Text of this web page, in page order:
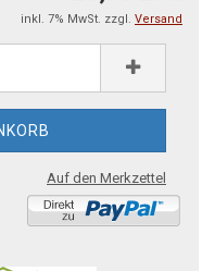
inkl. 7% MwSt. zzgl. Versand
Auf den Merkzettel